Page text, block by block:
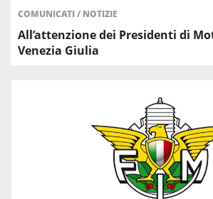
COMUNICATI/ NOTIZIE
All’attenzione dei Presidenti di
Venezia Giulia